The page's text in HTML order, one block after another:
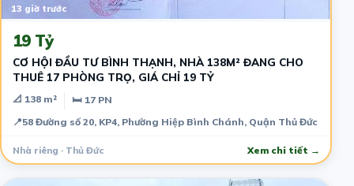
13 giờ trước
19 Tỷ
CƠ HỘI ĐẦU TƯ BÌNH THẠNH, NHÀ 138M² ĐANG CHO
THUÊ 17 PHÒNG TRỌ, GIÁ CHỈ 19 TỶ
📐 138 m²
🛏 17 PN
📍58 Đường số 20, KP4, Phường Hiệp Bình Chánh, Quận Thủ Đức
Nhà riêng · Thủ Đức Xem chi tiết →